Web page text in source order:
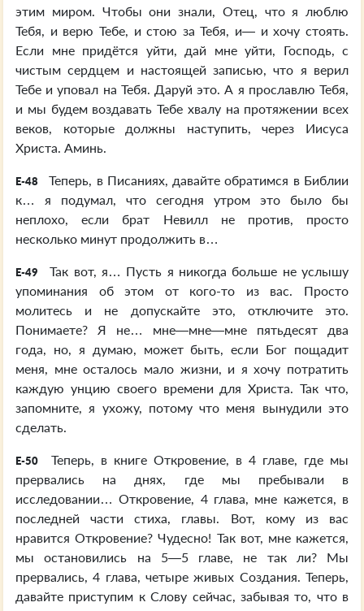
этим миром. Чтобы они знали, Отец, что я люблю
Тебя, и верю Тебе, и стою за Тебя, и— и хочу стоять.
Если мне придётся уйти, дай мне уйти, Господь, с
чистым сердцем и настоящей записью, что я верил
Тебе и уповал на Тебя. Даруй это. А я прославлю Тебя,
и мы будем воздавать Тебе хвалу на протяжении всех
веков, которые должны наступить, через Иисуса
Христа. Аминь.
E-48
Теперь, в Писаниях, давайте обратимся в Библии
к… я подумал, что сегодня утром это было бы
неплохо, если брат Невилл не против, просто
несколько минут продолжить в…
E-49
Так вот, я… Пусть я никогда больше не услышу
упоминания об этом от кого-то из вас. Просто
молитесь и не допускайте это, отключите это.
Понимаете? Я не… мне—мне—мне пятьдесят два
года, но, я думаю, может быть, если Бог пощадит
меня, мне осталось мало жизни, и я хочу потратить
каждую унцию своего времени для Христа. Так что,
запомните, я ухожу, потому что меня вынудили это
сделать.
E-50
Теперь, в книге Откровение, в 4 главе, где мы
прервались на днях, где мы пребывали в
исследовании… Откровение, 4 глава, мне кажется, в
последней части стиха, главы. Вот, кому из вас
нравится Откровение? Чудесно! Так вот, мне кажется,
мы остановились на 5—5 главе, не так ли? Мы
прервались, 4 глава, четыре живых Создания. Теперь,
давайте приступим к Слову сейчас, забывая то, что в